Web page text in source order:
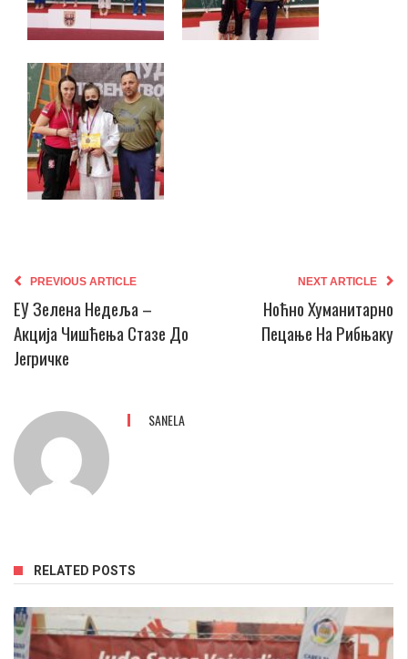
PREVIOUS ARTICLE
ЕУ Зелена Недеља –
Акција Чишћења Стазе До
Јегричке
NEXT ARTICLE
Ноћно Хуманитарно
Пецање На Рибњаку
SANELA
RELATED POSTS